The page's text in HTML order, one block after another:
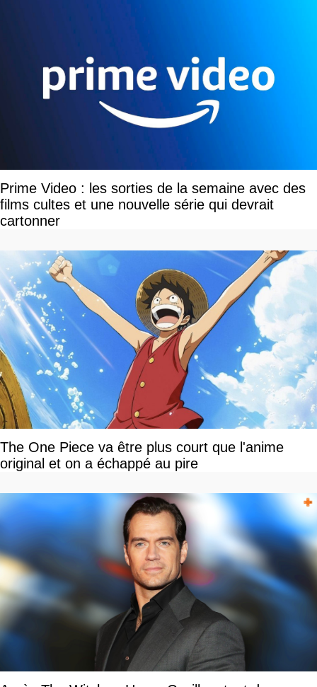
Prime Video : les sorties de la semaine avec des
films cultes et une nouvelle série qui devrait
cartonner
The One Piece va être plus court que l'anime
original et on a échappé au pire